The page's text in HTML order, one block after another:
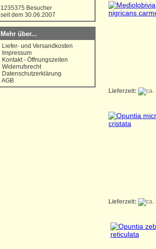
Lieferzeit:
Lieferzeit:
1235375 Besucher
seit dem 30.06.2007
Mehr über...
Liefer- und Versandkosten
Impressum
Kontakt - Öffnungszeiten
Widerrufsrecht
Datenschutzerklärung
AGB